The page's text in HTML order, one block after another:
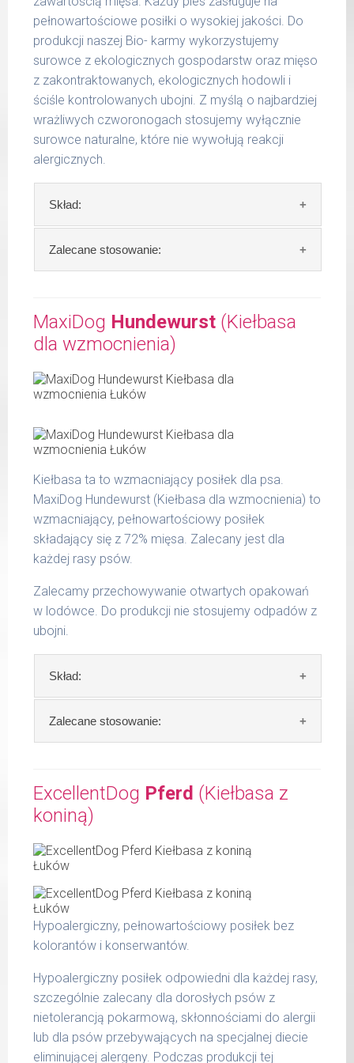
wilgotność 70,84 %
wapń 0,39 %
fosfor 0,30 %
6 - 14
kg
300 g
15 -
25 kg
400 g
26 -
35 kg
750 g
Waga netto/Nr art.: 400 g/1202
pełnowartościowe posiłki o wysokiej jakości. Do
produkcji naszej Bio- karmy wykorzystujemy
surowce z ekologicznych gospodarstw oraz mięso
z zakontraktowanych, ekologicznych hodowli i
ściśle kontrolowanych ubojni. Z myślą o najbardziej
wrażliwych czworonogach stosujemy wyłącznie
surowce naturalne, które nie wywołują reakcji
alergicznych.
Skład:
Skład:kurczak 66%, jabłko 10%, proso 15%,
olej lniany 2%, algi.
surowe białko 8,80 %
tłuszcz surowy 8,50 %
popiół surowy 1,90 %
włókno surowe 0,50 %
wapń 1,20 %
fosfor 0,62 %
Zalecane stosowanie:
opakowań w lodówce, nie dłużej niż 2 dni.
W tabeli ujęto dzienne zapotrzebowanie na
do 5
220 g
6 - 14
400 g
15 -
25 kg
26 -
35 kg
800 g
Podane liczby są wartościami orientacyjnymi.
aktywności, warunków hodowli oraz innych
czynników.
MaxiDog Hundewurst (Kiełbasa
dla wzmocnienia)
Kiełbasa ta to wzmacniający posiłek dla psa.
MaxiDog Hundewurst (Kiełbasa dla wzmocnienia) to
wzmacniający, pełnowartościowy posiłek
składający się z 72% mięsa. Zalecany jest dla
każdej rasy psów.
Zalecamy przechowywanie otwartych opakowań
w lodówce. Do produkcji nie stosujemy odpadów z
ubojni.
Skład:
Skład:mięso i produkty pochodzenia
zwierzęcego: 72% wołowiny, bulion mięsny,
Szczegółowa analiza składu:
surowe białko 10,80 %
tłuszcz surowy 6,70 %
włókno surowe 0,60 %
wilgotność 77,00 %
Produkty pochodzenia zwierzęcego zawarte
wymiona, wątroby oraz żwacze.
Zalecane stosowanie:
Hundewurst (Kiełbasa dla wzmocnienia)
waga
do 5
do 14
kg
300 g
kg
do 36
kg
800 g
do 50
ExcellentDog Pferd (Kiełbasa z
koniną)
Hypoalergiczny, pełnowartościowy posiłek bez
kolorantów i konserwantów.
Hypoalergiczny posiłek odpowiedni dla każdej rasy,
szczególnie zalecany dla dorosłych psów z
nietolerancją pokarmową, skłonnościami do alergii
lub dla psów przebywających na specjalnej diecie
eliminującej alergeny. Podczas produkcji tej